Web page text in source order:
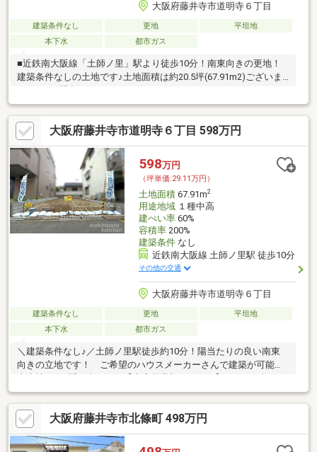
大阪府藤井寺市道明寺６丁目
建築条件なし 更地
平坦地
本下水
都市ガス
■近鉄南大阪線「土師ノ里」駅より徒歩10分！南東向きの更地！
建築条件なしの土地です♪土地面積は約20.5坪(67.91m2)ございま
大阪府藤井寺市道明寺６丁目 598万円
598万円
（坪単価:29.11万円）
土地面積67.91m2
用途地域１種中高
建ぺい率60%
容積率200%
建築条件なし
近鉄南大阪線 土師ノ里駅 徒歩10分
その他の交通
大阪府藤井寺市道明寺６丁目
建築条件なし 更地
平坦地
本下水
都市ガス
＼建築条件なし♪／土師ノ里駅徒歩約10分！陽当たりの良い南東
向きの立地です！ ご希望のハウスメーカーさんで建築が可能な
うぞ＾＾
大阪府藤井寺市北條町 498万円